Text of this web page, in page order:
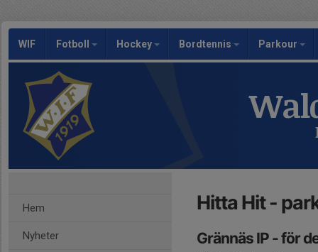
WIF Fotboll Hockey Bordtennis Parkour
Hem
Nyheter
Hitta Hit -
Grännäs IP - för